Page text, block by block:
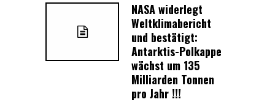
NASA widerlegt
Weltklimabericht
und bestätigt:
Antarktis-Polkappe
wächst um 135
Milliarden Tonnen
pro Jahr !!!